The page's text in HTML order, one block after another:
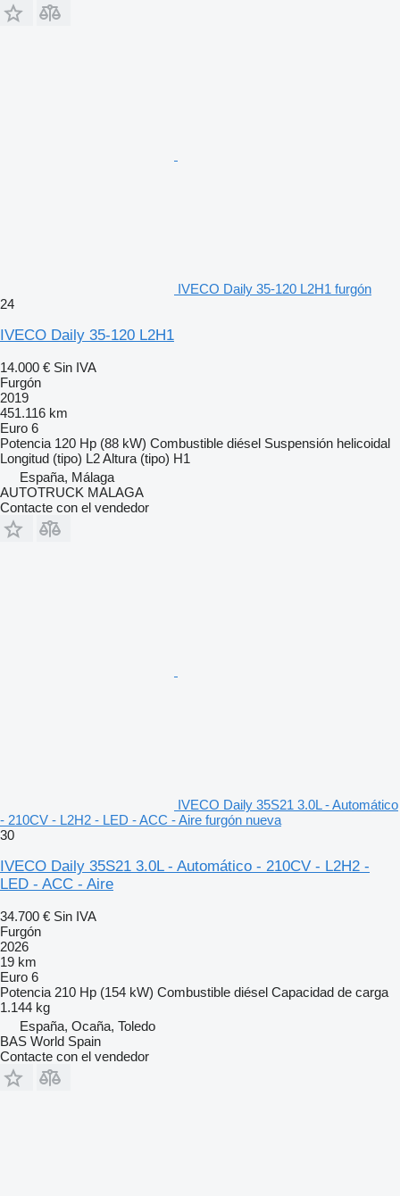
IVECO Daily 35-120 L2H1 furgón
24
IVECO Daily 35-120 L2H1
14.000 € Sin IVA
Furgón
2019
451.116 km
Euro 6
Potencia 120 Hp (88 kW) Combustible diésel Suspensión helicoidal
Longitud (tipo) L2Altura (tipo) H1
España, Málaga
AUTOTRUCK MALAGA
Contacte con el vendedor
IVECO Daily 35S21 3.0L - Automático
- 210CV - L2H2 - LED - ACC - Aire furgón nueva
30
IVECO Daily 35S21 3.0L - Automático - 210CV - L2H2 -
LED - ACC - Aire
34.700 € Sin IVA
Furgón
2026
19 km
Euro 6
Potencia 210 Hp (154 kW) Combustible diésel Capacidad de carga
1.144 kg
España, Ocaña, Toledo
BAS World Spain
Contacte con el vendedor